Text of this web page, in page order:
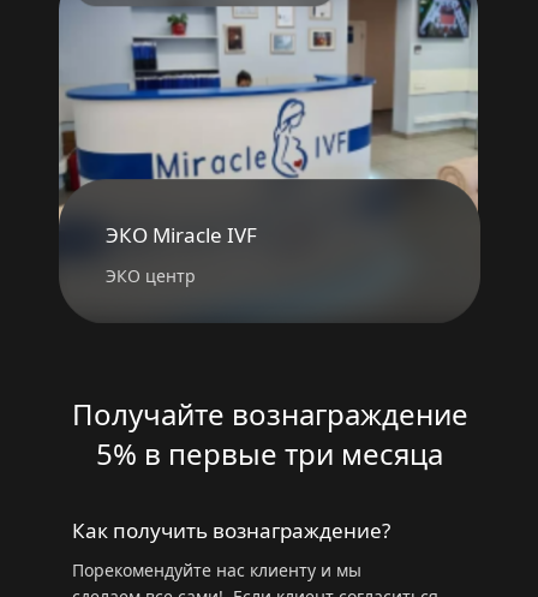
ЭКО центр
ЭКО Miracle IVF
Получайте вознаграждение
5% в первые три месяца
Порекомендуйте нас клиенту и мы
Как получить вознаграждение?